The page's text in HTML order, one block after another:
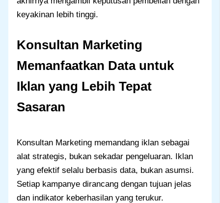
keyakinan lebih tinggi.
Konsultan Marketing
Memanfaatkan Data untuk
Iklan yang Lebih Tepat
Sasaran
Konsultan Marketing memandang iklan sebagai
alat strategis, bukan sekadar pengeluaran. Iklan
yang efektif selalu berbasis data, bukan asumsi.
Setiap kampanye dirancang dengan tujuan jelas
dan indikator keberhasilan yang terukur.